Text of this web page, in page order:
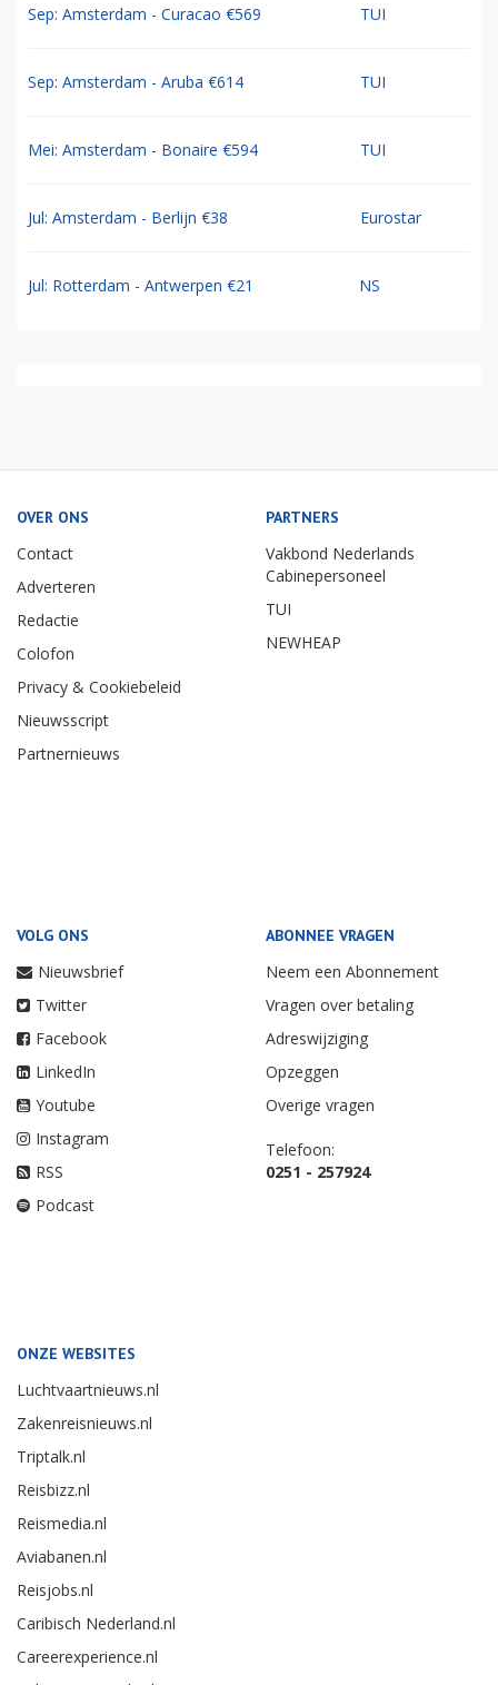
Sep: Amsterdam - Curacao €569 TUI
Sep: Amsterdam - Aruba €614 TUI
Mei: Amsterdam - Bonaire €594 TUI
Jul: Amsterdam - Berlijn €38 Eurostar
Jul: Rotterdam - Antwerpen €21 NS
OVER ONS
Contact
Adverteren
Redactie
Colofon
Privacy & Cookiebeleid
Nieuwsscript
Partnernieuws
PARTNERS
Vakbond Nederlands
Cabinepersoneel
TUI
NEWHEAP
VOLG ONS
Nieuwsbrief
Twitter
Facebook
LinkedIn
Youtube
Instagram
RSS
Podcast
ABONNEE VRAGEN
Neem een Abonnement
Vragen over betaling
Adreswijziging
Opzeggen
Overige vragen
Telefoon:
0251 - 257924
ONZE WEBSITES
Luchtvaartnieuws.nl
Zakenreisnieuws.nl
Triptalk.nl
Reisbizz.nl
Reismedia.nl
Aviabanen.nl
Reisjobs.nl
Caribisch Nederland.nl
Careerexperience.nl